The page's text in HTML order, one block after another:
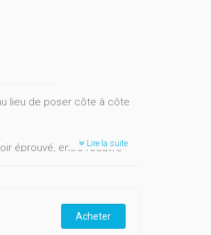
lieu de poser côte à côte
éprouvé, entre l’oeuvre
Lire la suite
Acheter